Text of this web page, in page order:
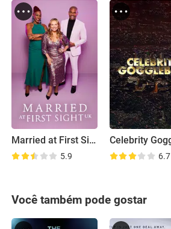
Married at First Sight UK
5.9 6.7
Você também pode gostar